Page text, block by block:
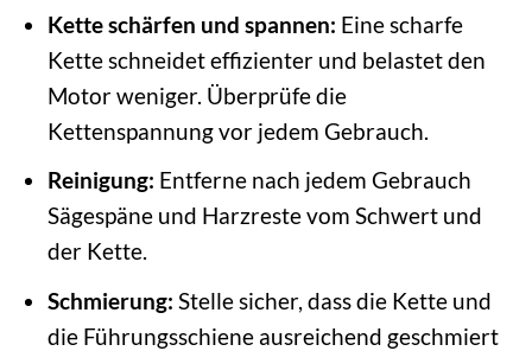
Kette schärfen und spannen: Eine scharfe
Kette schneidet effizienter und belastet den
Motor weniger. Überprüfe die
Kettenspannung vor jedem Gebrauch.
Reinigung: Entferne nach jedem Gebrauch
Sägespäne und Harzreste vom Schwert und
der Kette.
Schmierung: Stelle sicher, dass die Kette und
die Führungsschiene ausreichend geschmiert